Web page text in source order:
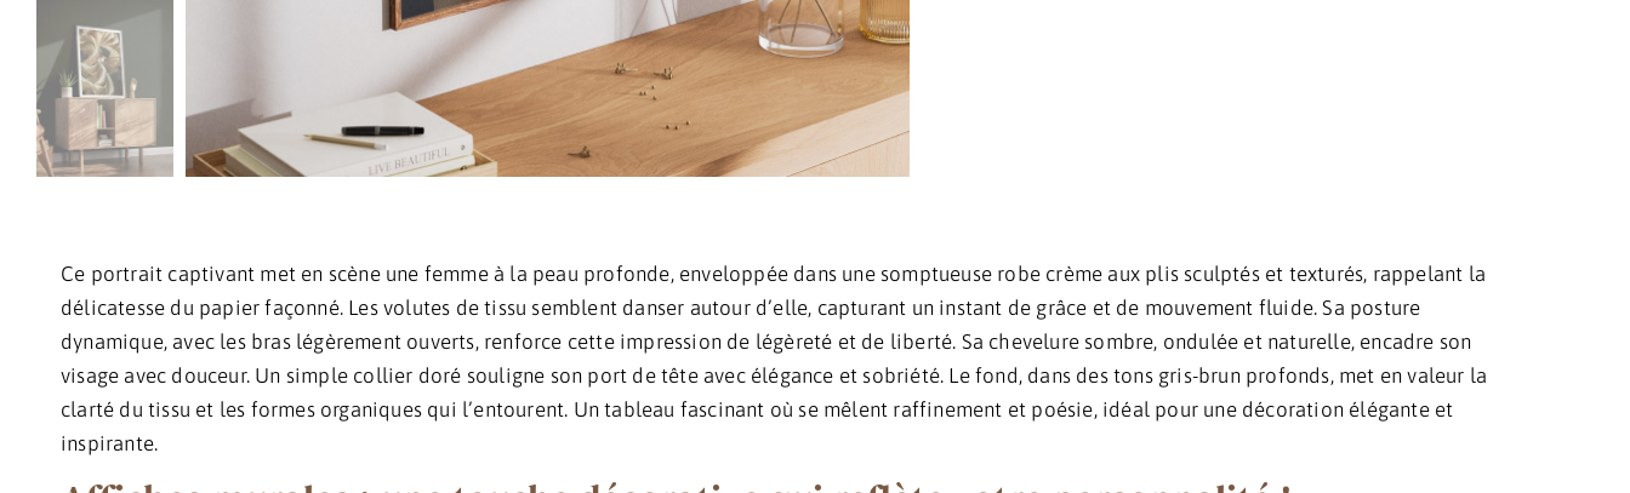
Ce portrait captivant met en scène une femme à la peau profonde, enveloppée dans une somptueuse robe crème aux plis sculptés et texturés, rappelant la
délicatesse du papier façonné. Les volutes de tissu semblent danser autour d’elle, capturant un instant de grâce et de mouvement fluide. Sa posture
dynamique, avec les bras légèrement ouverts, renforce cette impression de légèreté et de liberté. Sa chevelure sombre, ondulée et naturelle, encadre son
visage avec douceur. Un simple collier doré souligne son port de tête avec élégance et sobriété. Le fond, dans des tons gris-brun profonds, met en valeur la
clarté du tissu et les formes organiques qui l’entourent. Un tableau fascinant où se mêlent raffinement et poésie, idéal pour une décoration élégante et
inspirante.